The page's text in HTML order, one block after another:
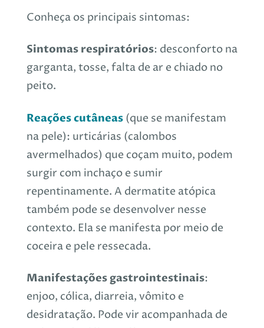
Conheça os principais sintomas:
Sintomas respiratórios: desconforto na
garganta, tosse, falta de ar e chiado no
peito.
Reações cutâneas (que se manifestam
na pele): urticárias (calombos
avermelhados) que coçam muito, podem
surgir com inchaço e sumir
repentinamente. A dermatite atópica
também pode se desenvolver nesse
contexto. Ela se manifesta por meio de
coceira e pele ressecada.
Manifestações gastrointestinais:
enjoo, cólica, diarreia, vômito e
desidratação. Pode vir acompanhada de